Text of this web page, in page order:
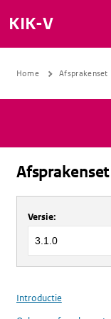
KIK-V
Home Afsprakenset
Afsprakenset
Over
Versie:
Introductie